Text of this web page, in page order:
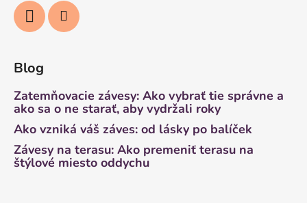
Blog
Zatemňovacie závesy: Ako vybrať tie správne a
ako sa o ne starať, aby vydržali roky
Ako vzniká váš záves: od lásky po balíček
Závesy na terasu: Ako premeniť terasu na
štýlové miesto oddychu